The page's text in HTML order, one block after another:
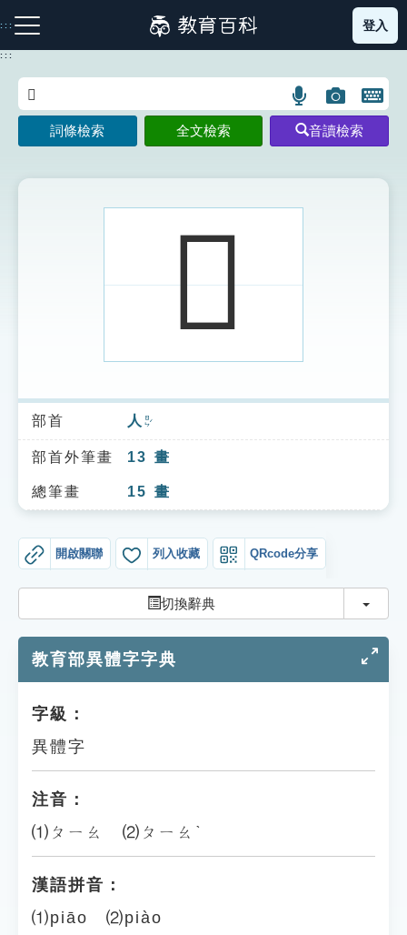
到
主
:::
注音索引圖示 筆畫索引圖示 部首索引表圖示
索引選單
知識索引
單字索引
貓頭鷹博士
登入
:::
語
言
搜
示
圖
片
搜
開
鍵
圖
詞條檢索 全文檢索 音讀檢索
𠎼
部首 人 ㄖㄣˊ
部首外筆畫 13 畫
總筆畫 15 畫
開啟關聯 列入收藏 QRcode分享
切換辭典 切換
教育部異體字字典
字級：
異體字
注音：
⑴ㄆㄧㄠ ⑵ㄆㄧㄠˋ
漢語拼音：
⑴piāo ⑵piào